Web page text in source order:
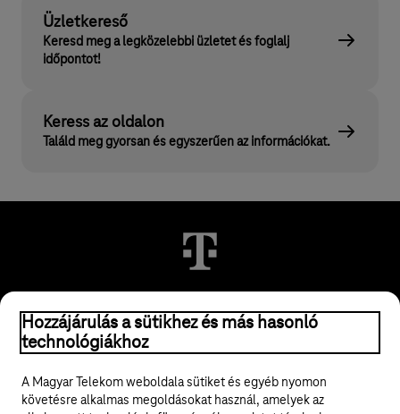
Üzletkereső
Keresd meg a legközelebbi üzletet és foglalj
időpontot!
Keress az oldalon
Találd meg gyorsan és egyszerűen az információkat.
© 2026 Magyar Telekom Nyrt.
ÁSZF
Hozzájárulás a sütikhez és más hasonló
technológiákhoz
A Magyar Telekom weboldala sütiket és egyéb nyomon
követésre alkalmas megoldásokat használ, amelyek az